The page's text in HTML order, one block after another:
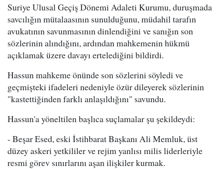
Suriye Ulusal Geçiş Dönemi Adaleti Kurumu, duruşmada
savcılığın mütalaasının sunulduğunu, müdahil tarafın
avukatının savunmasının dinlendiğini ve sanığın son
sözlerinin alındığını, ardından mahkemenin hükmü
açıklamak üzere davayı ertelediğini bildirdi.
Hassun mahkeme önünde son sözlerini söyledi ve
geçmişteki ifadeleri nedeniyle özür dileyerek sözlerinin
"kastettiğinden farklı anlaşıldığını" savundu.
Hassun'a yöneltilen başlıca suçlamalar şu şekildeydi:
- Beşar Esed, eski İstihbarat Başkanı Ali Memluk, üst
düzey askeri yetkililer ve rejim yanlısı milis liderleriyle
resmi görev sınırlarını aşan ilişkiler kurmak.